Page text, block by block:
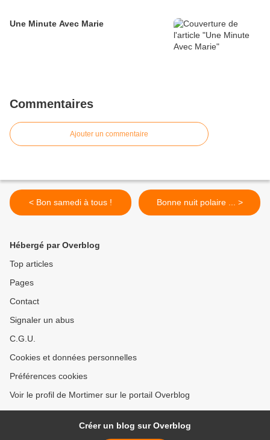
Une Minute Avec Marie
Commentaires
Ajouter un commentaire
< Bon samedi à tous ! Bonne nuit polaire ... >
Hébergé par Overblog
Top articles
Pages
Contact
Signaler un abus
C.G.U.
Cookies et données personnelles
Préférences cookies
Voir le profil de Mortimer sur le portail Overblog
Créer un blog sur Overblog